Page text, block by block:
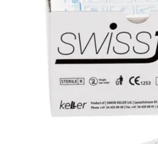
nerūdijančio
plieno
odos